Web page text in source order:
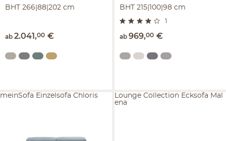
BHT 266|88|202 cm
ab 2.041,00 €
BHT 215|100|98 cm
1
ab 969,00 €
meinSofa Einzelsofa Chloris
Lounge Collection Ecksofa Mal
ena